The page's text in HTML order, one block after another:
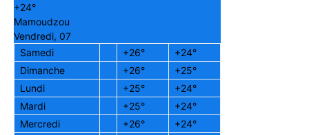
+24°
Mamoudzou
Vendredi, 07
Samedi
+26° +24°
Dimanche
+26° +25°
Lundi
+25° +24°
Mardi
+25° +24°
Mercredi
+26° +24°